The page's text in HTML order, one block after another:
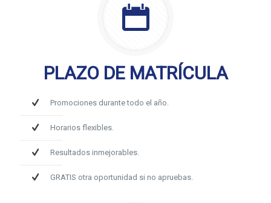
PLAZO DE MATRÍCULA
Promociones durante todo el año.
Horarios flexibles.
Resultados inmejorables.
GRATIS otra oportunidad si no apruebas.